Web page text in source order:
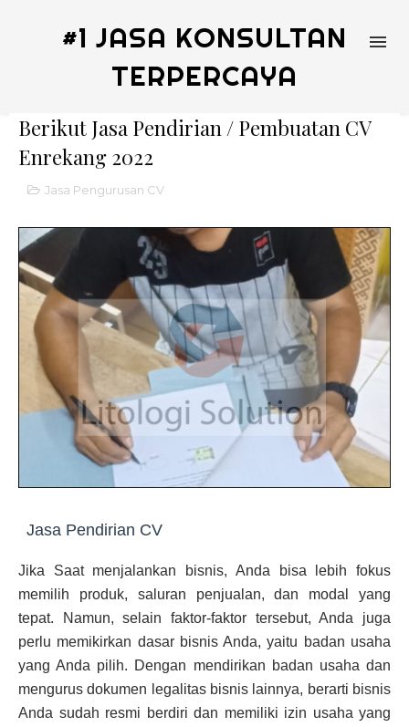
#1 JASA KONSULTAN
TERPERCAYA
Berikut Jasa Pendirian / Pembuatan CV
Enrekang 2022
Jasa Pengurusan CV
Jasa Pendirian CV
Jika Saat menjalankan bisnis, Anda bisa lebih fokus
memilih produk, saluran penjualan, dan modal yang
tepat. Namun, selain faktor-faktor tersebut, Anda juga
perlu memikirkan dasar bisnis Anda, yaitu badan usaha
yang Anda pilih. Dengan mendirikan badan usaha dan
mengurus dokumen legalitas bisnis lainnya, berarti bisnis
Anda sudah resmi berdiri dan memiliki izin usaha yang